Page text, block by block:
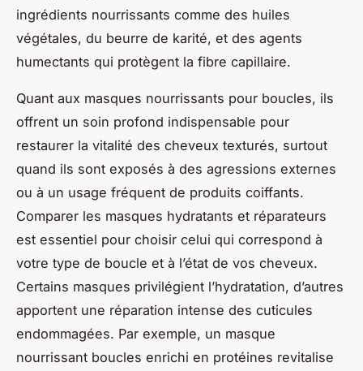
ingrédients nourrissants comme des huiles
végétales, du beurre de karité, et des agents
humectants qui protègent la fibre capillaire.
Quant aux masques nourrissants pour boucles, ils
offrent un soin profond indispensable pour
restaurer la vitalité des cheveux texturés, surtout
quand ils sont exposés à des agressions externes
ou à un usage fréquent de produits coiffants.
Comparer les masques hydratants et réparateurs
est essentiel pour choisir celui qui correspond à
votre type de boucle et à l’état de vos cheveux.
Certains masques privilégient l’hydratation, d’autres
apportent une réparation intense des cuticules
endommagées. Par exemple, un masque
nourrissant boucles enrichi en protéines revitalise